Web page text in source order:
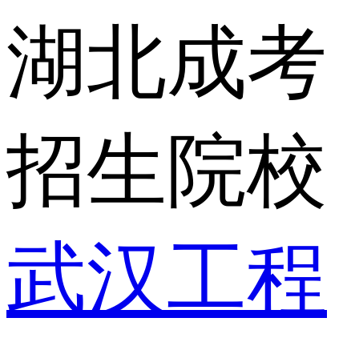
湖北成考
招生院校
武汉工程